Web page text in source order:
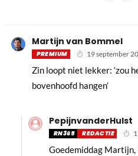
Martijn van Bommel
PREMIUM 19 september
Zin loopt niet lekker: ‘zou
bovenhoofd hangen’
PepijnvanderHulst
RN365 REDACTIE
Goedemiddag